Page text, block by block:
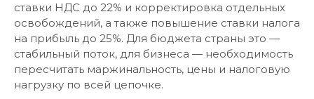
ставки НДС до 22% и корректировка отдельных
освобождений, а также повышение ставки налога
на прибыль до 25%. Для бюджета страны это —
стабильный поток, для бизнеса — необходимость
пересчитать маржинальность, цены и налоговую
нагрузку по всей цепочке.